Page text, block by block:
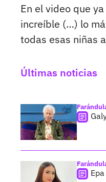
En el video que
increíble (…) lo
todas esas niñas
Últimas noticias